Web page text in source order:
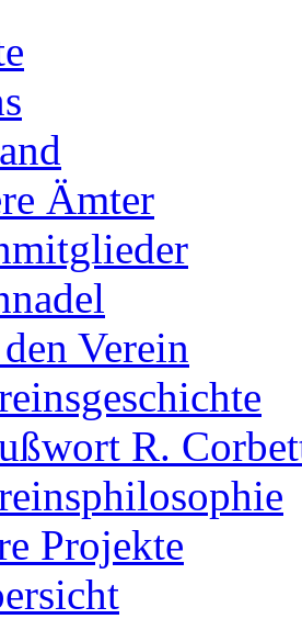
Ämter
Verein
R.
Projekte